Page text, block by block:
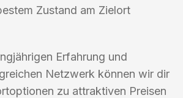
Zustand am Zielort
Erfahrung und
Netzwerk können wir dir
zu attraktiven Preisen